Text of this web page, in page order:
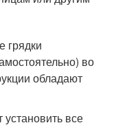
грядки
во
обладают
установить все